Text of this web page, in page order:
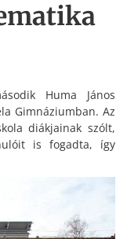
Huma János
Gimnáziumban. Az
diákjainak szólt,
is fogadta, így
tanárra, aki egész
szentelte.